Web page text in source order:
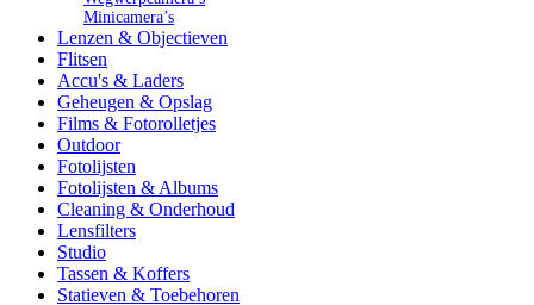
Minicamera’s
Lenzen & Objectieven
Flitsen
Accu's & Laders
Geheugen & Opslag
Films & Fotorolletjes
Outdoor
Fotolijsten
Fotolijsten & Albums
Cleaning & Onderhoud
Lensfilters
Studio
Tassen & Koffers
Statieven & Toebehoren